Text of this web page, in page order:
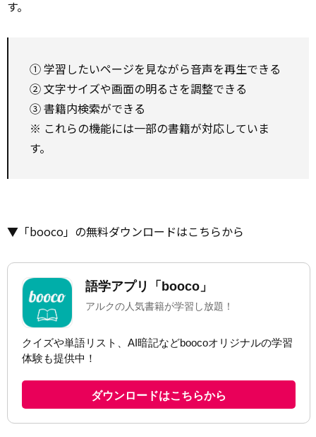
す。
① 学習したいページを見ながら音声を再生できる
② 文字サイズや画面の明るさを調整できる
③ 書籍内検索ができる
※ これらの機能には一部の書籍が対応していま
す。
▼「booco」の無料ダウンロードはこちらから